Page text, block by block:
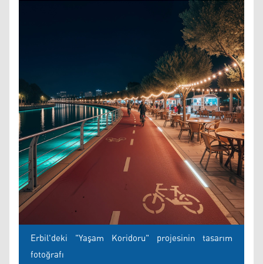
Erbil'deki "Yaşam Koridoru" projesinin tasarım
fotoğrafı